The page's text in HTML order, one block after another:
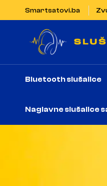
Smartsatovi.ba
Bluetooth slušalice
Naglavne slušalice